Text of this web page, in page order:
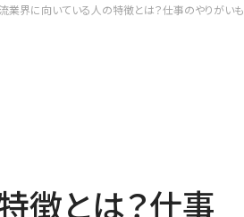
業界に向いている人の特徴とは？仕事のやりがいも
徴とは？仕事